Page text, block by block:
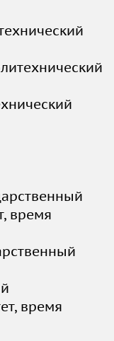
время
время